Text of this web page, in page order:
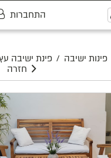
התחברות
פינות ישיבה / פינת ישיבה
חזרה